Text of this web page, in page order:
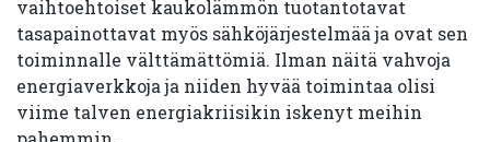
vaihtoehtoiset kaukolämmön tuotantotavat
tasapainottavat myös sähköjärjestelmää ja ovat sen
toiminnalle välttämättömiä. Ilman näitä vahvoja
energiaverkkoja ja niiden hyvää toimintaa olisi
viime talven energiakriisikin iskenyt meihin